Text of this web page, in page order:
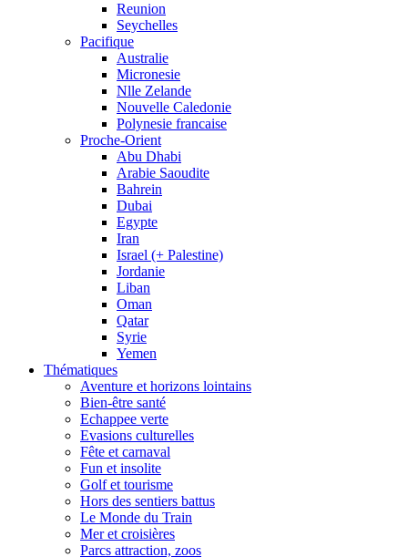
Reunion
Seychelles
Pacifique
Australie
Micronesie
Nlle Zelande
Nouvelle Caledonie
Polynesie francaise
Proche-Orient
Abu Dhabi
Arabie Saoudite
Bahrein
Dubai
Egypte
Iran
Israel (+ Palestine)
Jordanie
Liban
Oman
Qatar
Syrie
Yemen
Thématiques
Aventure et horizons lointains
Bien-être santé
Echappee verte
Evasions culturelles
Fête et carnaval
Fun et insolite
Golf et tourisme
Hors des sentiers battus
Le Monde du Train
Mer et croisières
Parcs attraction, zoos